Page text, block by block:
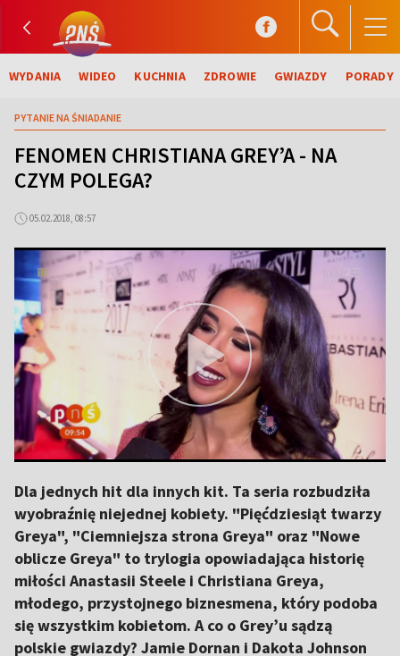
WYDANIA WIDEO KUCHNIA ZDROWIE GWIAZDY PORADY
PYTANIE NA ŚNIADANIE
FENOMEN CHRISTIANA GREY’A - NA
CZYM POLEGA?
05.02.2018, 08:57
Dla jednych hit dla innych kit. Ta seria rozbudziła
wyobraźnię niejednej kobiety. "Pięćdziesiąt twarzy
Greya", "Ciemniejsza strona Greya" oraz "Nowe
oblicze Greya" to trylogia opowiadająca historię
miłości Anastasii Steele i Christiana Greya,
młodego, przystojnego biznesmena, który podoba
się wszystkim kobietom. A co o Grey’u sądzą
polskie gwiazdy? Jamie Dornan i Dakota Johnson